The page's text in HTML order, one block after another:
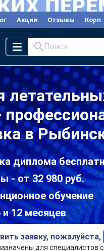
Акции Отзывы
Поиск
в
диплома
- от 32 980 руб.
обучение
и 12 месяцев
заявку, пожалуйста,
для специалистов